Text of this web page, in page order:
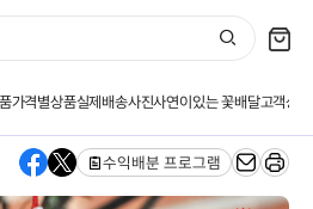
가격별상품실제배송사진사연이있는 꽃배달고객상
수익배분 프로그램